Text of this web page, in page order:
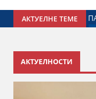
АКТУЕЛНЕ ТЕМЕ
САРАДЊЕ ГРАДА
АКТУЕЛНОСТИ